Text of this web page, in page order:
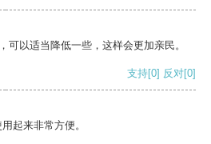
可以适当降低一些，这样会更加亲民。
支持[0] 反对[0]
起来非常方便。